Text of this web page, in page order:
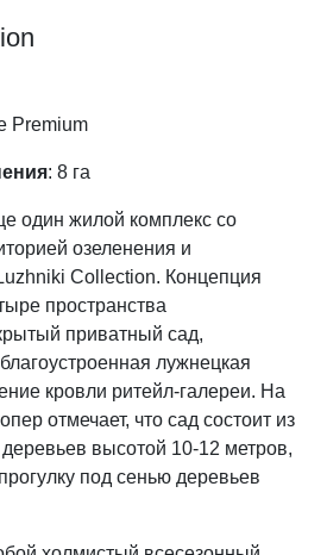
Premium
: 8 га
один жилой комплекс со
озеленения и
Collection. Концепция
пространства
приватный сад,
лужнецкая
кровли ритейл-галереи. На
отмечает, что сад состоит из
высотой 10-12 метров,
под сенью деревьев